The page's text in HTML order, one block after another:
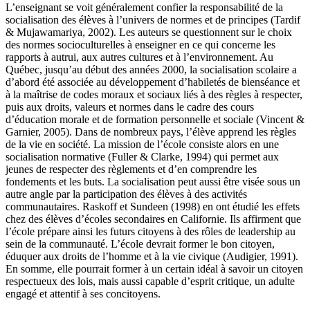
L’enseignant se voit généralement confier la responsabilité de la
socialisation des élèves à l’univers de normes et de principes (Tardif
& Mujawamariya, 2002). Les auteurs se questionnent sur le choix
des normes socioculturelles à enseigner en ce qui concerne les
rapports à autrui, aux autres cultures et à l’environnement. Au
Québec, jusqu’au début des années 2000, la socialisation scolaire a
d’abord été associée au développement d’habiletés de bienséance et
à la maîtrise de codes moraux et sociaux liés à des règles à respecter,
puis aux droits, valeurs et normes dans le cadre des cours
d’éducation morale et de formation personnelle et sociale (Vincent &
Garnier, 2005). Dans de nombreux pays, l’élève apprend les règles
de la vie en société. La mission de l’école consiste alors en une
socialisation normative (Fuller & Clarke, 1994) qui permet aux
jeunes de respecter des règlements et d’en comprendre les
fondements et les buts. La socialisation peut aussi être visée sous un
autre angle par la participation des élèves à des activités
communautaires. Raskoff et Sundeen (1998) en ont étudié les effets
chez des élèves d’écoles secondaires en Californie. Ils affirment que
l’école prépare ainsi les futurs citoyens à des rôles de leadership au
sein de la communauté. L’école devrait former le bon citoyen,
éduquer aux droits de l’homme et à la vie civique (Audigier, 1991).
En somme, elle pourrait former à un certain idéal à savoir un citoyen
respectueux des lois, mais aussi capable d’esprit critique, un adulte
engagé et attentif à ses concitoyens.